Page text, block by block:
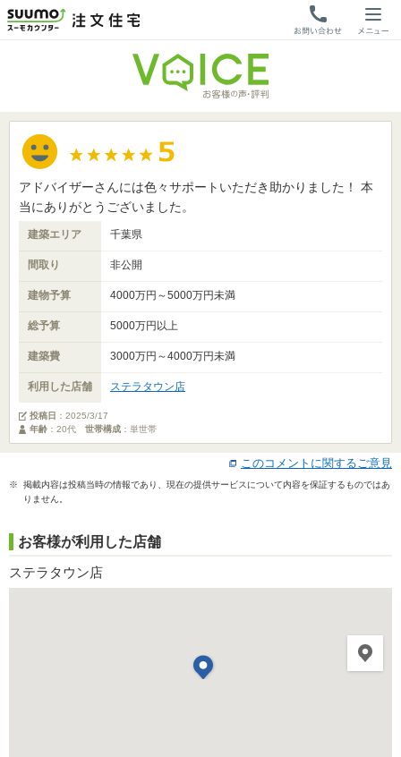
アドバイザーさんには色々サポートいただき助かりました！ 本
当にありがとうございました。
建築エリア 千葉県
間取り 非公開
建物予算 4000万円～5000万円未満
総予算 5000万円以上
建築費 3000万円～4000万円未満
利用した店舗 ステラタウン店
投稿日 ： 2025/3/17
年齢 ：20代 世帯構成 ：単世帯
このコメントに関するご意見
※ 掲載内容は投稿当時の情報であり、現在の提供サービスについて内容を保証するものではあ
りません。
お客様が利用した店舗
ステラタウン店